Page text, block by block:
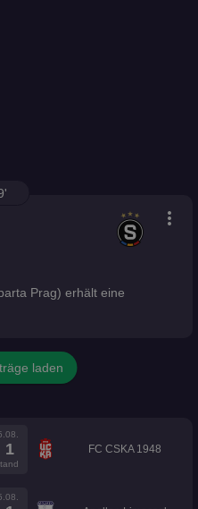
more_vert
Prag) erhält eine
laden
1 FC CSKA 1948